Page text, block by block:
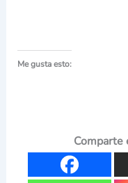
Me gusta esto:
Comparte